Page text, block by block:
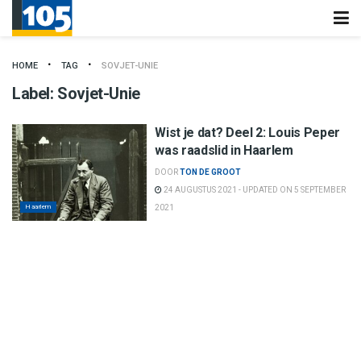
HOME TAG SOVJET-UNIE
Label: Sovjet-Unie
Haarlem
Wist je dat? Deel 2: Louis Peper
was raadslid in Haarlem
DOORTON DE GROOT
24 AUGUSTUS 2021 - UPDATED ON 5 SEPTEMBER
2021